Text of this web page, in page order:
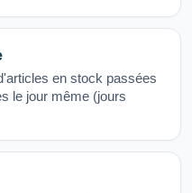
en stock passées
le jour même (jours